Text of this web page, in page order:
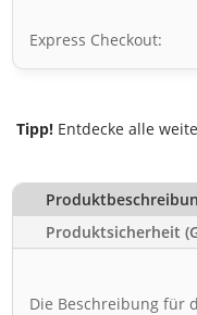
Express Checkout:
Tipp! Entdecke alle
Produktsicherheit
Die Beschreibung für